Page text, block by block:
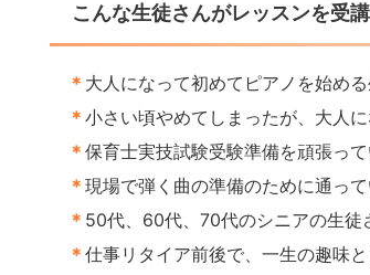
こんな生徒さんがレッスンを
＊ 大人になって初めてピアノを始める
＊ 小さい頃やめてしまったが、大人に
＊ 保育士実技試験受験準備を頑張って
＊ 現場で弾く曲の準備のために通っ
＊ 50代、60代、70代のシニアの生徒
＊ 仕事リタイア前後で、一生の趣味